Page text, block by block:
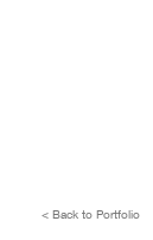
< Back to Portfolio